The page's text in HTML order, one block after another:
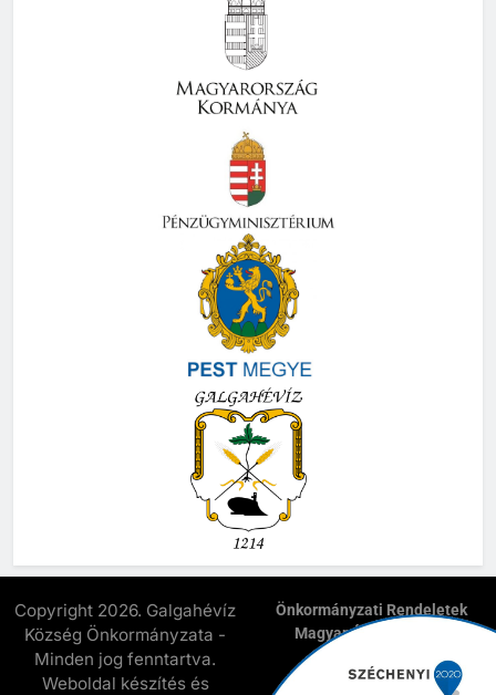
Copyright 2026. Galgahévíz
Község Önkormányzata -
Minden jog fenntartva.
Weboldal készítés és
Önkormányzati Rendeletek
Magyar Államkincstár
E-Önkormányzat
Elnyert Széchenyi 2020